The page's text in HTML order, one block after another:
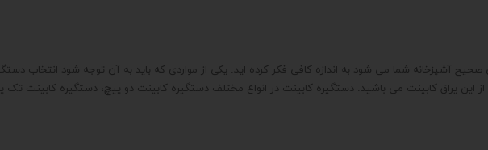
آشپزخانه شما می شود به اندازه کافی فکر کرده اید. یکی از مواردی که باید به آن توجه شود انتخاب
از این یراق کابینت می باشید. دستگیره کابینت در انواع مختلف دستگیره کابینت دو پیچ، دستگیره کابینت